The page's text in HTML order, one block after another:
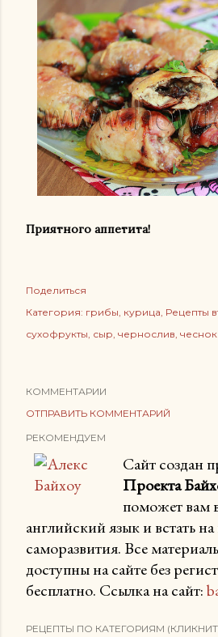
Приятного аппетита!
Поделиться
Категория: грибы курица Рецепты
сухофрукты сыр чернослив чеснок
КОММЕНТАРИИ
ОТПРАВИТЬ КОММЕНТАРИЙ
РЕКОМЕНДУЕМ
Сайт создан
Проекта
поможет вам
английский язык и встать на
саморазвития. Все
доступны на сайте без
бесплатно. Ссылка на сайт: